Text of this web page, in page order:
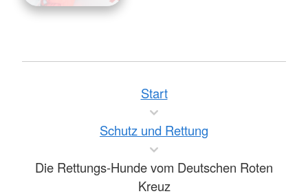
Start
Schutz und Rettung
Die Rettungs-Hunde vom Deutschen Roten
Kreuz